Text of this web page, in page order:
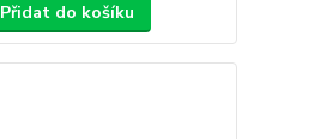
Přidat do košíku